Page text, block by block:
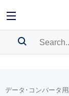
BOOKMARK
データ･コンバータ